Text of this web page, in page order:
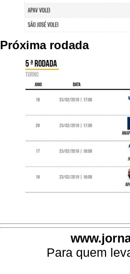
Próxima rodada
Para quem